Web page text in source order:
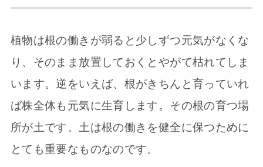
植物は根の働きが弱ると少しずつ元気がなくな
り、そのまま放置しておくとやがて枯れてしま
います。逆をいえば、根がきちんと育っていれ
ば株全体も元気に生育します。その根の育つ場
所が土です。土は根の働きを健全に保つために
とても重要なものなのです。